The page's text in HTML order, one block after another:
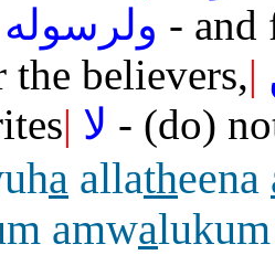
ولرسوله - and
the believers,|
| لا - (do)
a allatheena
amwa